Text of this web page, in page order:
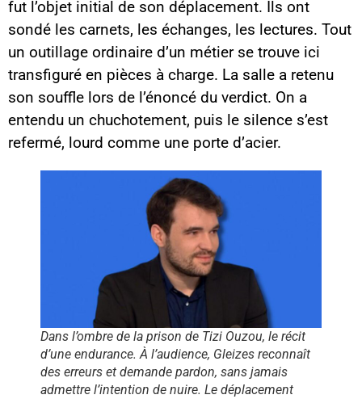
fut l’objet initial de son déplacement. Ils ont
sondé les carnets, les échanges, les lectures. Tout
un outillage ordinaire d’un métier se trouve ici
transfiguré en pièces à charge. La salle a retenu
son souffle lors de l’énoncé du verdict. On a
entendu un chuchotement, puis le silence s’est
refermé, lourd comme une porte d’acier.
Dans l’ombre de la prison de Tizi Ouzou, le récit
d’une endurance. À l’audience, Gleizes reconnaît
des erreurs et demande pardon, sans jamais
admettre l’intention de nuire. Le déplacement